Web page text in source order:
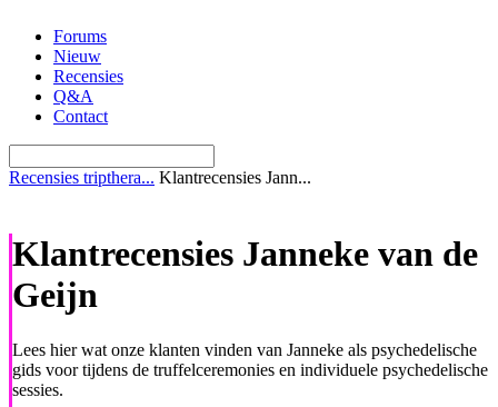
naar
inhoud
Forums
Nieuw
Recensies
Q&A
Contact
Recensies tripthera... Klantrecensies Jann...
Klantrecensies Janneke van de
Geijn
Lees hier wat onze klanten vinden van Janneke als psychedelische
gids voor tijdens de truffelceremonies en individuele psychedelische
sessies.